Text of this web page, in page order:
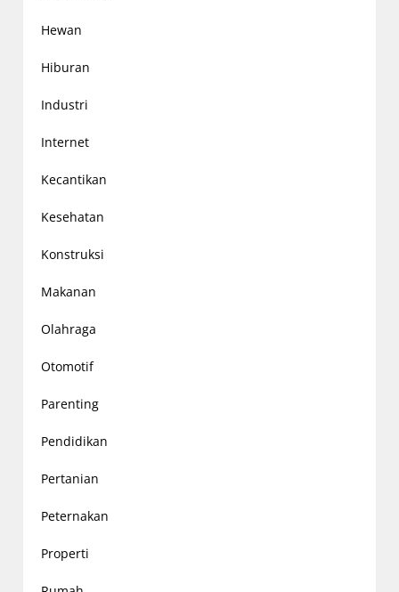
Hewan
Hiburan
Industri
Internet
Kecantikan
Kesehatan
Konstruksi
Makanan
Olahraga
Otomotif
Parenting
Pendidikan
Pertanian
Peternakan
Properti